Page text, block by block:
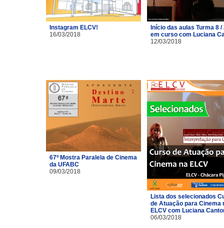
Instagram ELCV!
16/03/2018
Início das aulas Turma 8 /
em curso com Luciana
12/03/2018
67º Mostra Paralela de Cinema
da UFABC
09/03/2018
Lista dos selecionados
de Atuação para Cinema
ELCV com Luciana
06/03/2018